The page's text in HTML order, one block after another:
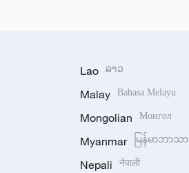
Lao ລາວ
Malay Bahasa Melayu
Mongolian Монгол
Myanmar မြန်မာဘာသာ
Nepali नेपाली